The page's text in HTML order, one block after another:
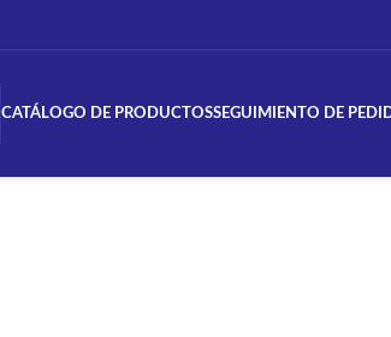
CATÁLOGO DE PRODUCTOSSEGUIMIENTO DE